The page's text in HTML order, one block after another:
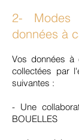
2- Modes
données à
Vos données à
collectées par
suivantes :
- Une
BOUELLES